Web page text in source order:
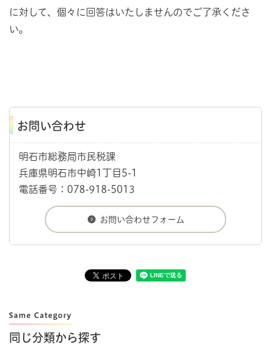
に対して、個々に回答はいたしませんのでご了承くださ
い。
お問い合わせ
明石市総務局市民税課
兵庫県明石市中崎1丁目5-1
電話番号：078-918-5013
同じ分類から探す